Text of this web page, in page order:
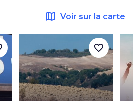
map Voir sur la carte
favorite_border